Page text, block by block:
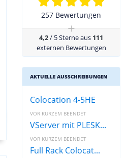
257 Bewertungen
+
4,2/ 5 Sterne aus 111
externen Bewertungen
AKTUELLE AUSSCHREIBUNGEN
Colocation 4-5HE
VOR KURZEM BEENDET
VServer mit PLESK...
VOR KURZEM BEENDET
Full Rack Colocat...